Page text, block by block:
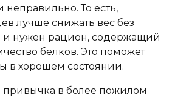
То есть,
лучше снижать вес без
и нужен рацион, содержащий
белков. Это поможет
в хорошем состоянии.
привычка в более пожилом